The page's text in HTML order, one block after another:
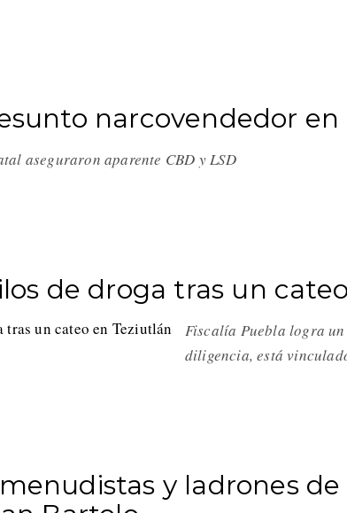
narcovendedor
aseguraron aparente CBD y LSD
de droga tras un
Fiscalía Puebla logra
diligencia, está
y ladrones